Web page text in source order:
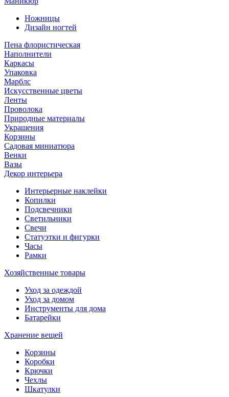
Ножницы
Дизайн ногтей
Пена флористическая
Наполнители
Каркасы
Упаковка
Марблс
Искусственные цветы
Ленты
Проволока
Природные материалы
Украшения
Корзины
Садовая миниатюра
Венки
Вазы
Декор интерьера
Интерьерные наклейки
Копилки
Подсвечники
Светильники
Свечи
Статуэтки и фигурки
Часы
Рамки
Хозяйственные товары
Уход за одеждой
Уход за домом
Инструменты для дома
Батарейки
Хранение вещей
Корзины
Коробки
Крючки
Чехлы
Шкатулки